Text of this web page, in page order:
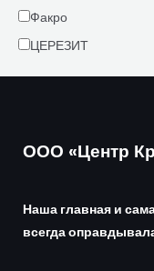
Факро
ЦЕРЕЗИТ
ООО «Центр
Наша главная и
всегда